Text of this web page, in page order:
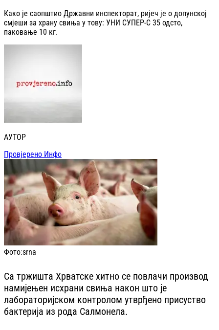
Како је саопштио Државни инспекторат, ријеч је о допунској
смјеши за храну свиња у тову: УНИ СУПЕР-С 35 одсто,
паковање 10 кг.
АУТОР
Провјерено Инфо
Фото:srna
Са тржишта Хрватске хитно се повлачи производ
намијењен исхрани свиња након што је
лабораторијском контролом утврђено присуство
бактерија из рода Салмонела.